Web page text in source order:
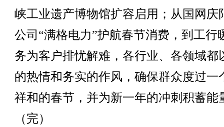
峡工业遗产博物馆扩容启用；从国网庆
公司“满格电力”护航春节消费，到工行
务为客户排忧解难，各行业、各领域都
的热情和务实的作风，确保群众度过一
祥和的春节，并为新一年的冲刺积蓄能
（完）